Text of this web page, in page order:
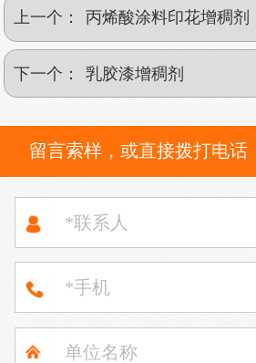
上一个： 丙烯酸涂料印花增稠剂
下一个： 乳胶漆增稠剂
留言索样，或直接拨打电话